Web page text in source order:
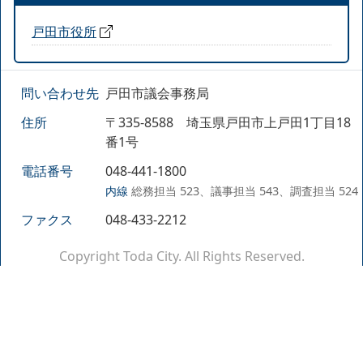
戸田市役所
問い合わせ先 戸田市議会事務局
住所
〒335-8588 埼玉県戸田市上戸田1丁目18
番1号
電話番号
048-441-1800
内線 総務担当 523、議事担当 543、調査担当 524
ファクス 048-433-2212
Copyright Toda City. All Rights Reserved.